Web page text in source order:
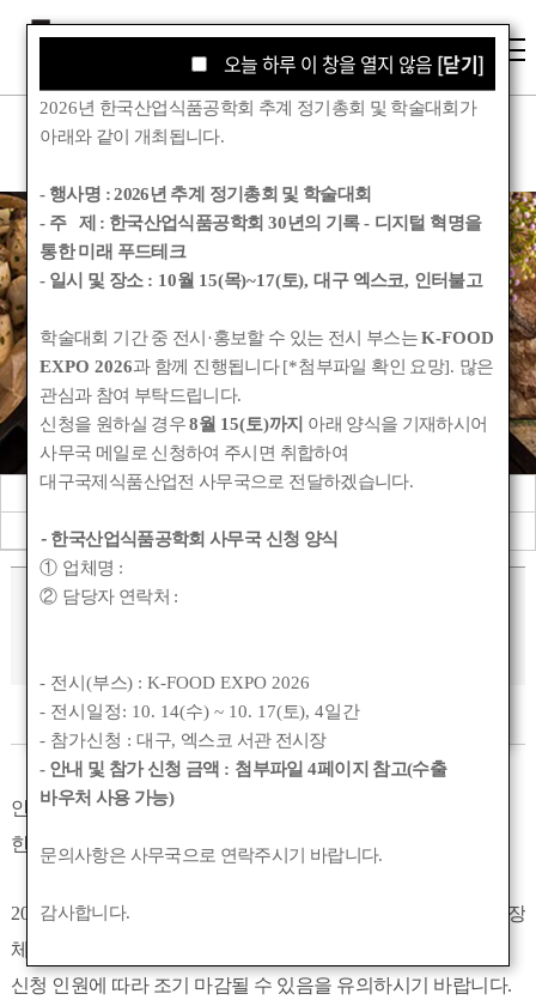
학회소식
Korean Society for Food Engineering
공지사항
관련기관소식
회원동정
2024년도 추계 학술대회(9. 28(토)) 민속주
작성자 : 관리자 작성일 :2024-08-22 01:29
안녕하세요.
한국산업식품공학회입니다.
2024추계학술대회 기간 중
공장견학 및 민속관 현장
체험을 실시하오니 관심있는 여러분들의 많은 신청바랍니다
신청 인원에 따라 조기 마감될 수 있음을 유의하시기 바랍니다.
오늘 하루 이 창을 열지 않음 [닫기]
오늘 하루 이 창을 열지 않음 [닫기]
2026년 한국산업식품공학회 추계 정기총회 및 학술대회가
아래와 같이 개최됩니다.
- 행사명 :2026년 추계 정기총회 및 학술대회
- 주 제 : 한국산업식품공학회 30년의 기록- 디지털 혁명을
통한 미래 푸드테크
- 일시 및 장소 : 10월 15(목)~17(토),대구 엑스코, 인터불고
학술대회 기간 중 전시 ·홍보할 수 있는 전시 부스는K-FOOD
EXPO 2026과 함께 진행됩니다[*첨부파일 확인 요망]. 많은
관심과 참여 부탁드립니다.
신청을 원하실 경우8월 15(토)까지 아래 양식을 기재하시어
사무국 메일로 신청하여 주시면 취합하여
대구국제식품산업전 사무국으로 전달하겠습니다.
- 한국산업식품공학회 사무국 신청 양식
① 업체명 :
② 담당자 연락처 :
- 전시(부스) : K-FOOD EXPO 2026
- 전시일정: 10. 14(수) ~ 10. 17(토), 4일간
- 참가신청 :대구, 엑스코 서관 전시장
- 안내 및 참가 신청 금액 : 첨부파일 4페이지 참고(수출
바우처 사용 가능)
문의사항은 사무국으로 연락주시기 바랍니다.
감사합니다.